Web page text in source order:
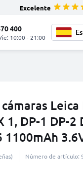
Excelente
400
10:00 - 21:00
Leica
1, DP-1 DP-
Número de artículo: